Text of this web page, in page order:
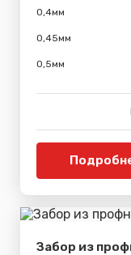
0,4мм
0,45мм
0,5мм
Забор из